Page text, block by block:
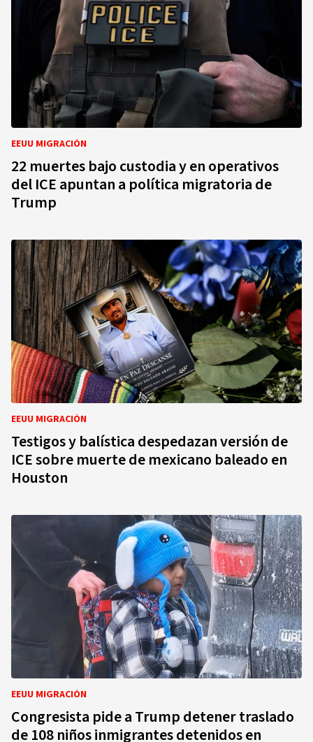
EEUU MIGRACIÓN
22 muertes bajo custodia y en operativos
del ICE apuntan a política migratoria de
Trump
EEUU MIGRACIÓN
Testigos y balística despedazan versión de
ICE sobre muerte de mexicano baleado en
Houston
EEUU MIGRACIÓN
Congresista pide a Trump detener traslado
de 108 niños inmigrantes detenidos en